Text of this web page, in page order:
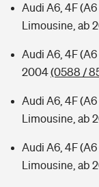
Audi A6, 4F (A6
Limousine, ab
Audi A6, 4F
2004(0588 /
Audi A6, 4F (A6
Limousine, ab
Audi A6, 4F (A6
Limousine, ab